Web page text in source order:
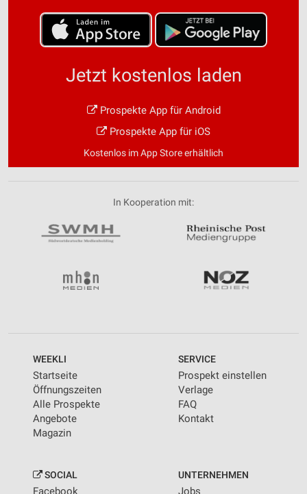
Jetzt kostenlos laden
Prospekte App für Android
Prospekte App für iOS
Kostenlos im App Store erhältlich
In Kooperation mit:
WEEKLI
Startseite
Öffnungszeiten
Alle Prospekte
Angebote
Magazin
SERVICE
Prospekt einstellen
Verlage
FAQ
Kontakt
SOCIAL
Facebook
UNTERNEHMEN
Jobs